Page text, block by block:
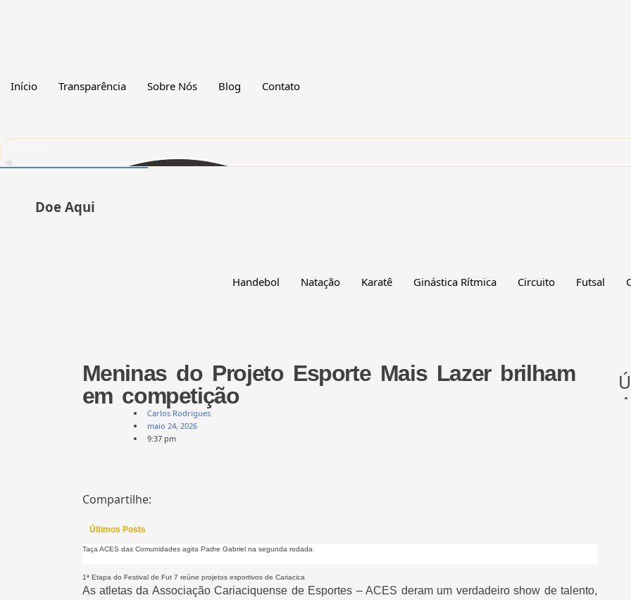
Início Transparência Sobre Nós Blog Contato
Doe Aqui
Handebol Natação Karatê Ginástica Rítmica Circuito Futsal
Meninas do Projeto Esporte Mais Lazer brilham
em competição
Carlos Rodrigues
maio 24, 2026
9:37 pm
Compartilhe:
Últimos Posts
Taça ACES das Comunidades agita Padre Gabriel na segunda rodada
1ª Etapa do Festival de Fut 7 reúne projetos esportivos de Cariacica
As atletas da Associação Cariaciquense de Esportes – ACES deram um verdadeiro show de talento,